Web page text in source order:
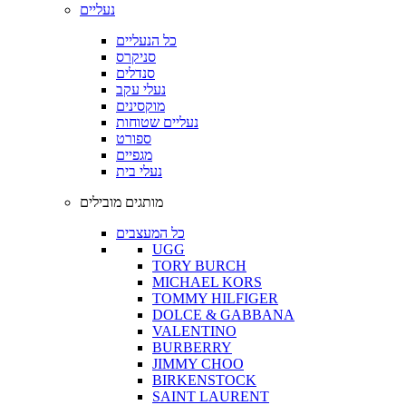
נעליים
כל הנעליים
סניקרס
סנדלים
נעלי עקב
מוקסינים
נעליים שטוחות
ספורט
מגפיים
נעלי בית
מותגים מובילים
כל המעצבים
UGG
TORY BURCH
MICHAEL KORS
TOMMY HILFIGER
DOLCE & GABBANA
VALENTINO
BURBERRY
JIMMY CHOO
BIRKENSTOCK
SAINT LAURENT